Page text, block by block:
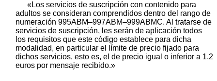
«Los servicios de suscripción con contenido para
adultos se consideran comprendidos dentro del rango de
numeración 995ABM–997ABM–999ABMC. Al tratarse de
servicios de suscripción, les serán de aplicación todos
los requisitos que este código establece para dicha
modalidad, en particular el límite de precio fijado para
dichos servicios, esto es, el de precio igual o inferior a 1,2
euros por mensaje recibido.»